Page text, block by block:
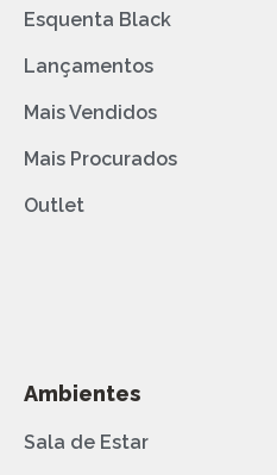
Esquenta Black
Lançamentos
Mais Vendidos
Mais Procurados
Outlet
Ambientes
Sala de Estar